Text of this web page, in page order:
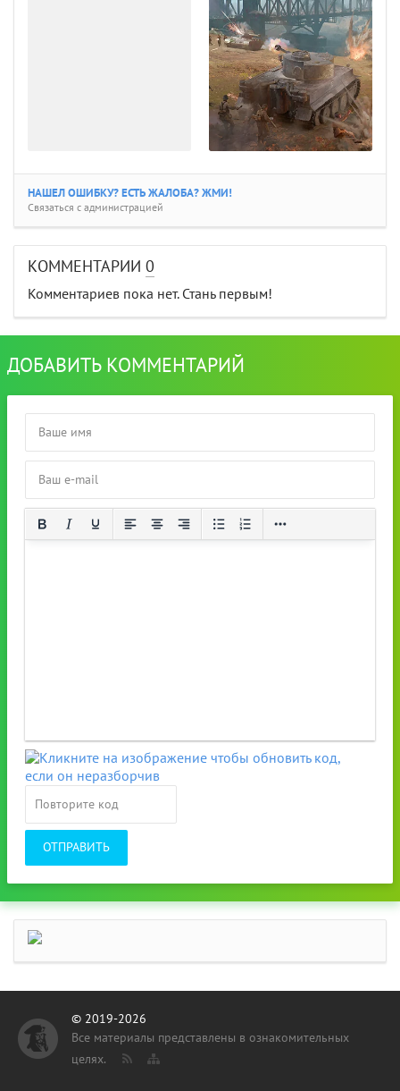
НАШЕЛ ОШИБКУ? ЕСТЬ ЖАЛОБА? ЖМИ!
Связаться с администрацией
КОММЕНТАРИИ 0
Комментариев пока нет. Стань первым!
ДОБАВИТЬ КОММЕНТАРИЙ
ОТПРАВИТЬ
© 2019-2026
Все материалы представлены в ознакомительных
целях.